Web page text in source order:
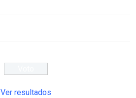
Ver resultados